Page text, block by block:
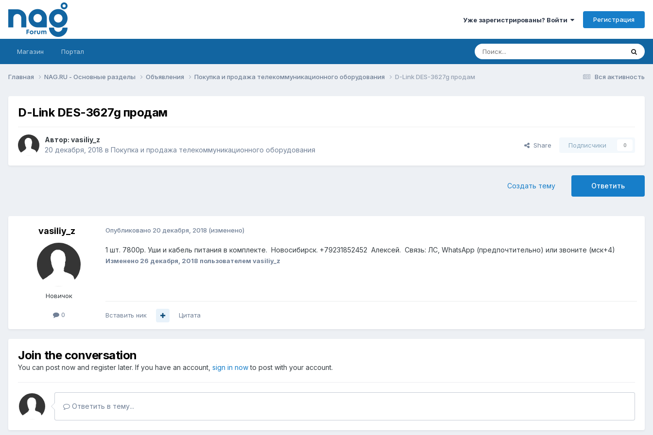
Уже зарегистрированы? Войти Регистрация
Магазин Портал
Вся активность
Главная NAG.RU - Основные разделы Объявления Покупка и продажа телекоммуникационного оборудования D-Link DES-3627g продам
D-Link DES-3627g продам
Автор: vasiliy_z
20 декабря, 2018 в Покупка и продажа телекоммуникационного оборудования
Share Подписчики 0
Ответить
Создать тему
vasiliy_z
Новичок
0
Опубликовано 20 декабря, 2018 (изменено)
1 шт. 7800р. Уши и кабель питания в комплекте. Новосибирск. +79231852452 Алексей. Связь: ЛС, WhatsApp (предпочтительно) или звоните (мск+4)
Изменено 26 декабря, 2018 пользователем vasiliy_z
Вставить ник Цитата
Join the conversation
You can post now and register later. If you have an account, sign in nowto post with your account.
Ответить в тему...